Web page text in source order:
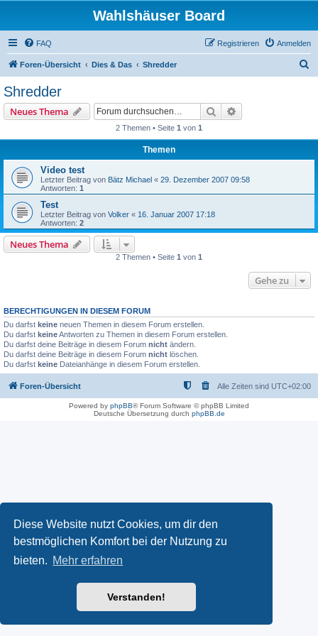
Diese Website nutzt Cookies, um dir den
bestmöglichen Komfort bei der Nutzung zu
bieten. Mehr erfahren
Verstanden!
Wahlshäuser Board
FAQ Anmelden
Registrieren
Foren-Übersicht Dies & Das Shredder
Shredder
Neues Thema Suche
2 Themen • Seite 1 von 1
Themen
Video test
Letzter Beitrag von Bätz Michael « 29. Dezember 2007 09:58
Antworten: 1
Test
Letzter Beitrag von Volker « 16. Januar 2007 17:18
Antworten: 2
Neues Thema
2 Themen • Seite 1 von 1
Gehe zu
BERECHTIGUNGEN IN DIESEM FORUM
Du darfst keine neuen Themen in diesem Forum erstellen.
Du darfst keineAntworten zu Themen in diesem Forum erstellen.
Du darfst deine Beiträge in diesem Forum nicht ändern.
Du darfst deine Beiträge in diesem Forum nicht löschen.
Du darfst keine Dateianhänge in diesem Forum erstellen.
Foren-Übersicht Alle Zeiten sind UTC+02:00
Powered by phpBB® Forum Software © phpBB Limited
Deutsche Übersetzung durch phpBB.de